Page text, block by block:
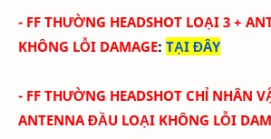
- FF THƯỜNG HEADSHOT LOẠI 3 +
KHÔNG LỖI DAMAGE: TẠI ĐÂY
- FF THƯỜNG HEADSHOT CHỈ NHÂN
ANTENNA ĐẦU LOẠI KHÔNG LỖI